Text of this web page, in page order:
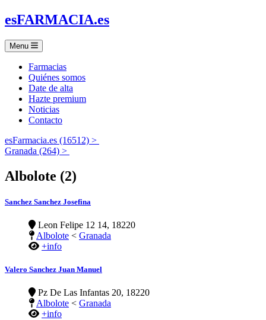
esFARMACIA.es
Menu
Farmacias
Quiénes somos
Date de alta
Hazte premium
Noticias
Contacto
esFarmacia.es (16512) >
Granada (264) >
Albolote (2)
Sanchez Sanchez Josefina
Leon Felipe 12 14, 18220
Albolote < Granada
+info
Valero Sanchez Juan Manuel
Pz De Las Infantas 20, 18220
Albolote < Granada
+info